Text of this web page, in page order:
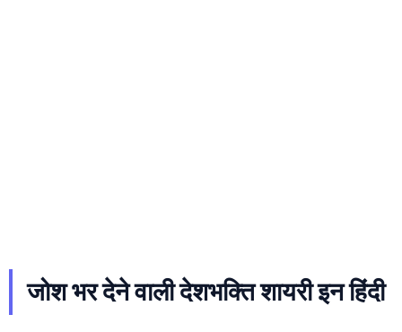
जोश भर देने वाली देशभक्ति शायरी इन हिंदी